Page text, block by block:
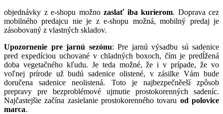
objednávky z e-shopu možnozaslať iba kurierom. Doprava cez
mobilného predajcu nie je z e-shopu možná, mobilný predaj je
zásobovaný z vlastných skladov.
Upozornenie pre jarnú sezónu: Pre jarnú výsadbu sú sadenice
pred expedíciou uchované v chladných boxoch, čím je predĺžená
doba vegetačného kľudu. Je teda možné, že i v prípade, že vo
voľnej prírode už budú sadenice olistené, v zásilke Vám bude
doručena sadenice neolistená. Toto je najbezpečněeší zpôsob
prepravy pre bezproblémové ujmutie prostokorenných sadeníc.
Najčastejšie začína zasielanie prostokorenného tovaru od polovice
marca.